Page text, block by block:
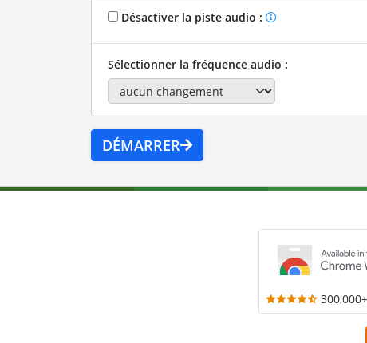
Désactiver la piste audio :
Sélectionner la fréquence audio :
DÉMARRER